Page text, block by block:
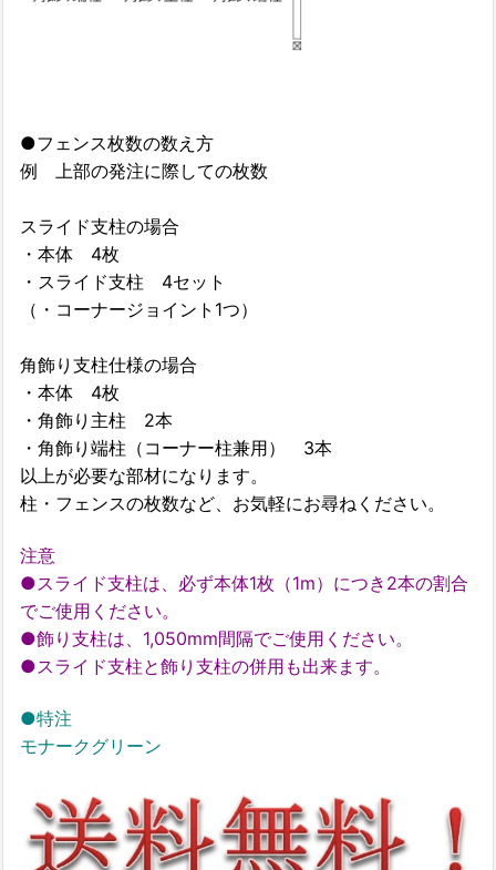
●フェンス枚数の数え方
例 上部の発注に際しての枚数
スライド支柱の場合
・本体 4枚
・スライド支柱 4セット
（・コーナージョイント1つ）
角飾り支柱仕様の場合
・本体 4枚
・角飾り主柱 2本
・角飾り端柱（コーナー柱兼用） 3本
以上が必要な部材になります。
柱・フェンスの枚数など、お気軽にお尋ねください。
注意
●スライド支柱は、必ず本体1枚（1m）につき2本の割合
でご使用ください。
●飾り支柱は、1,050mm間隔でご使用ください。
●スライド支柱と飾り支柱の併用も出来ます。
●特注
モナークグリーン